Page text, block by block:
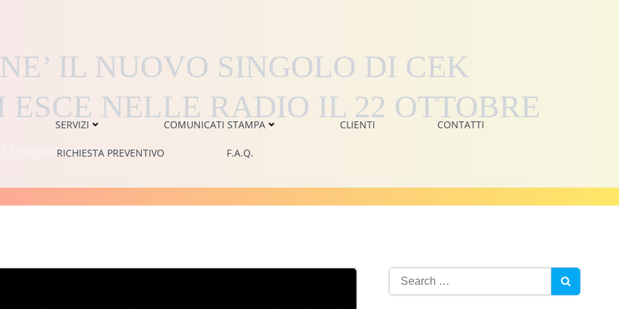
SERVIZI COMUNICATI STAMPA CLIENTI CONTATTI
RICHIESTA PREVENTIVO F.A.Q.
IL NUOVO SINGOLO DI CEK
ESCE NELLE RADIO IL 22 OTTOBRE
Enogastronomia
Search
for: